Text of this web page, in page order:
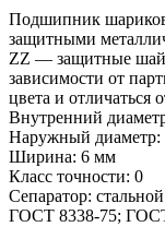
Подшипник
защитными
ZZ — защитные
зависимости от
цвета и отличаться
Внутренний
Наружный диаметр:
Ширина: 6 мм
Класс точности: 0
Сепаратор: стальной
ГОСТ 8338-75;